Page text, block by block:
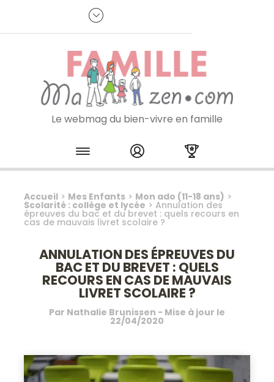
Je m'inscris à la newsletter
Le webmag du bien-vivre en famille
Skip to content
Accueil > Mes Enfants > Mon ado (11-18 ans) >
Scolarité : collège et lycée >Annulation des
épreuves du bac et du brevet : quels recours en
cas de mauvais livret scolaire ?
ANNULATION DES ÉPREUVES DU
BAC ET DU BREVET : QUELS
RECOURS EN CAS DE MAUVAIS
LIVRET SCOLAIRE ?
Par Nathalie Brunissen - Mise à jour le
22/04/2020
Panneau de gestion des cookies